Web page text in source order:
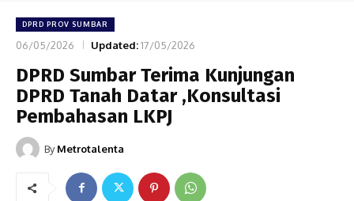
DPRD PROV SUMBAR
06/05/2026 Updated:17/05/2026
DPRD Sumbar Terima Kunjungan
DPRD Tanah Datar ,Konsultasi
Pembahasan LKPJ
By Metrotalenta